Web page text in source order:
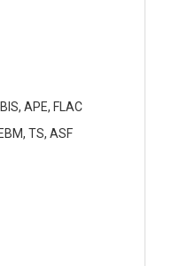
APE, FLAC
TS, ASF